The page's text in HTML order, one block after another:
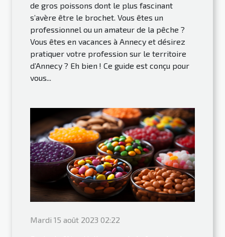
de gros poissons dont le plus fascinant
s’avère être le brochet. Vous êtes un
professionnel ou un amateur de la pêche ?
Vous êtes en vacances à Annecy et désirez
pratiquer votre profession sur le territoire
d’Annecy ? Eh bien ! Ce guide est conçu pour
vous...
Mardi 15 août 2023 02:22